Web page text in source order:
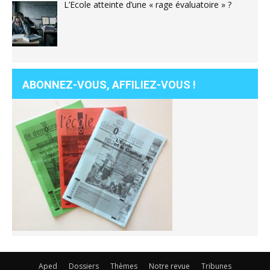
L’Ecole atteinte d’une « rage évaluatoire » ?
ABONNEZ-VOUS, AFFILIEZ-VOUS !
Aped Dossiers Thèmes Notre revue Tribunes